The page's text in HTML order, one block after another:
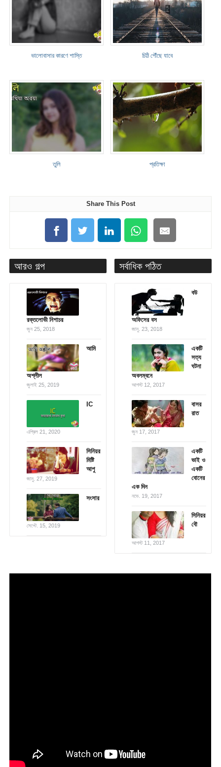
ভালোবাসার কারণে শাস্তি চিঠি পৌঁছে যাবে
তুলি প্রতিক্ষা
Share This Post
আরও গল্প
রক্তলোভী নিশাচর
জুন 25, 2018
আমি
অশ্লীল
জুলাই 25, 2019
IC
এপ্রিল 21, 2020
সিনিয়র
মিষ্টি
আপু
জানু. 27, 2019
সংসার
সেপ্টে. 15, 2019
সর্বাধিক পঠিত
বউ
অফিসের বস
জানু. 23, 2018
একটি
সত্য
ঘটনা
অবলম্বনে
আগস্ট 12, 2017
বাসর
রাত
জুন 17, 2017
একটি
ভাই ও
একটি
বোনের
এক দিন
নভে. 19, 2017
সিনিয়র
বৌ
আগস্ট 11, 2017